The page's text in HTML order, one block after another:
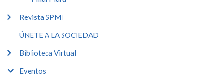
Revista SPMI
ÚNETE A LA SOCIEDAD
Biblioteca Virtual
Eventos